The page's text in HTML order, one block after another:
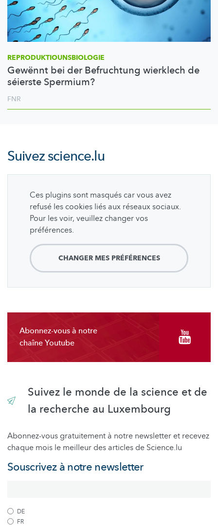
REPRODUKTIOUNSBIOLOGIE
Gewënnt bei der Befruchtung wierklech de
séierste Spermium?
FNR
Suivezscience.lu
Ces plugins sont masqués car vous avez
refusé les cookies liés aux réseaux sociaux.
Pour les voir, veuillez changer vos
préférences.
CHANGER MES PRÉFÉRENCES
Abonnez-vous à notre
chaîne Youtube
Suivez le monde de la science et de
la recherche au Luxembourg
Abonnez-vous gratuitement à notre newsletter et recevez
chaque mois le meilleur des articles de Science.lu
Souscrivez à notre newsletter
DE
FR